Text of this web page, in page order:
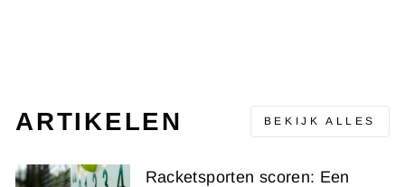
ARTIKELEN BEKIJK ALLES
Racketsporten scoren: Een